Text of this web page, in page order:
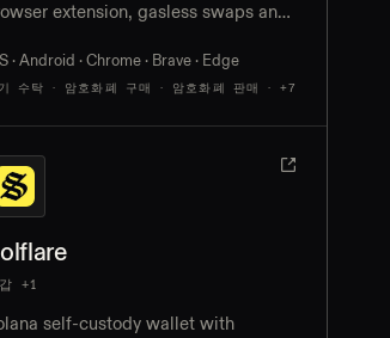
extension, gasless swaps and
and off-ramps, and hardware-
support
· Android · Chrome · Brave · Edge
수탁 · 암호화폐 구매 · 암호화폐 판매 · +7
+1
self-custody wallet with